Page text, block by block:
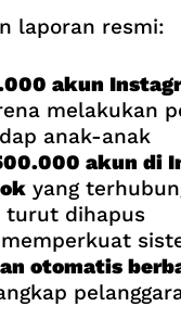
laporan resmi:
akun
melakukan
anak-anak
akun di
yang
turut dihapus
otomatis